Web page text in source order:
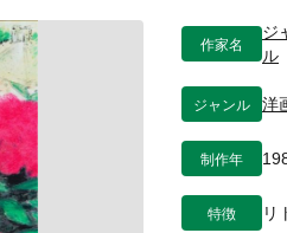
作家名
ジ
ル
ジャンル 洋
制作年
特徴 リ